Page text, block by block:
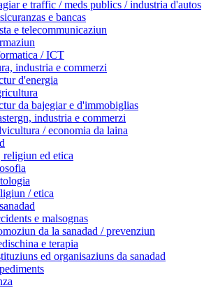
e traffic / meds publics / industria d'autos
e bancas
e telecommunicaziun
/ ICT
industria e commerzi
d'energia
da bajegiar e d'immobiglias
industria e commerzi
/ economia da laina
ed etica
/ etica
e malsognas
da la sanadad / prevenziun
e terapia
ed organisaziuns da sanadad